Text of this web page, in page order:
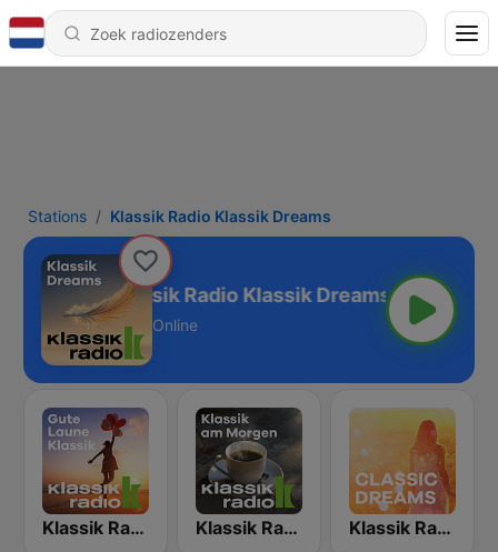
Stations Klassik Radio Klassik Dreams
Klassik Radio Klassik Dreams
Online
Klassik Radio Feel Good Klassik Klassik Radio Klassik am Morgen Klassik Radio Classic Dreams